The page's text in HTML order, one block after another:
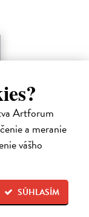
Artforum
a meranie
vášho
SÚHLASÍM
místo, kde se